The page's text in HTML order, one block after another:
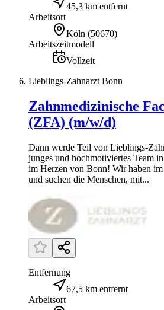
45,3 km entfernt
Arbeitsort
Köln (50670)
Arbeitszeitmodell
Vollzeit
Lieblings-Zahnarzt Bonn
Zahnmedizinische
(ZFA) (m/w/d)
Dann werde Teil von Lieblings-
junges und hochmotiviertes Team
im Herzen von Bonn! Wir haben
und suchen die Menschen, mit...
Entfernung
67,5 km entfernt
Arbeitsort